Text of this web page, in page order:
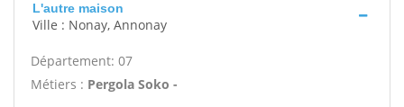
L'autre maison
Ville : Nonay, Annonay
Département: 07
Métiers : Pergola Soko -